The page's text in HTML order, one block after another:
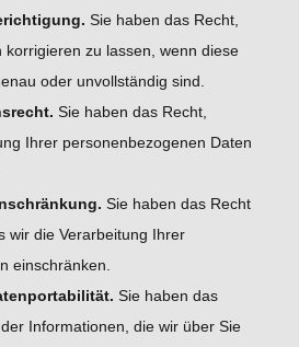
Sie haben das Recht,
korrigieren zu lassen, wenn diese
oder unvollständig sind.
Sie haben das Recht,
Ihrer personenbezogenen Daten
Sie haben das Recht
wir die Verarbeitung Ihrer
einschränken.
Sie haben das
Informationen, die wir über Sie